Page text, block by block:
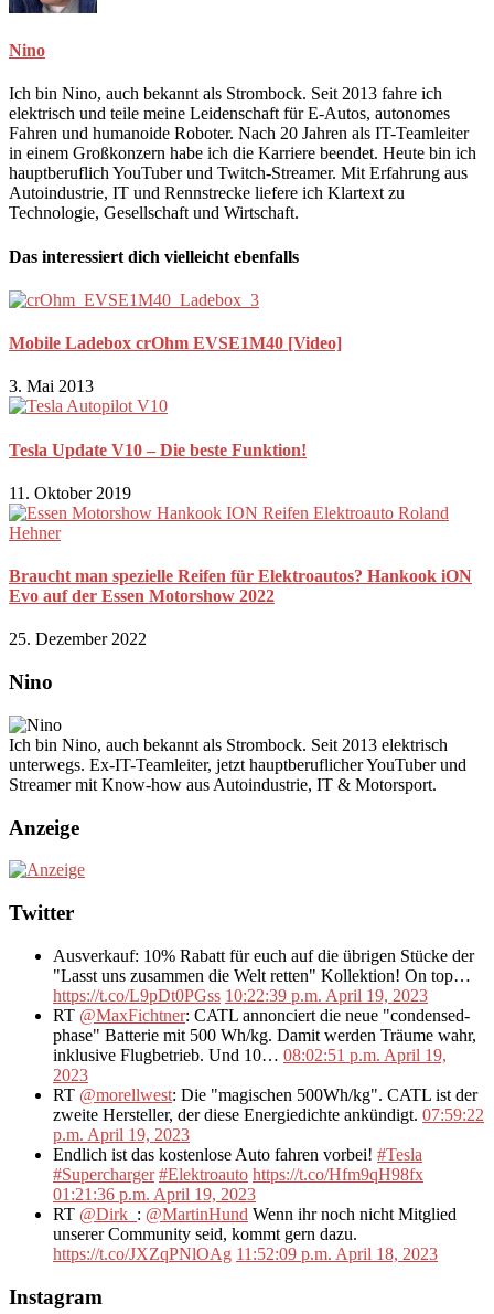
Nino
Ich bin Nino, auch bekannt als Strombock. Seit 2013 fahre ich
elektrisch und teile meine Leidenschaft für E-Autos, autonomes
Fahren und humanoide Roboter. Nach 20 Jahren als IT-Teamleiter
in einem Großkonzern habe ich die Karriere beendet. Heute bin ich
hauptberuflich YouTuber und Twitch-Streamer. Mit Erfahrung aus
Autoindustrie, IT und Rennstrecke liefere ich Klartext zu
Technologie, Gesellschaft und Wirtschaft.
Das interessiert dich vielleicht ebenfalls
Mobile Ladebox crOhm EVSE1M40 [Video]
3. Mai 2013
Tesla Update V10 – Die beste Funktion!
11. Oktober 2019
Braucht man spezielle Reifen für Elektroautos? Hankook iON
Evo auf der Essen Motorshow 2022
25. Dezember 2022
Nino
Ich bin Nino, auch bekannt als Strombock. Seit 2013 elektrisch
unterwegs. Ex-IT-Teamleiter, jetzt hauptberuflicher YouTuber und
Streamer mit Know-how aus Autoindustrie, IT & Motorsport.
Anzeige
Twitter
Ausverkauf: 10% Rabatt für euch auf die übrigen Stücke der
"Lasst uns zusammen die Welt retten" Kollektion! On top…
https://t.co/L9pDt0PGss 10:22:39 p.m. April 19, 2023
RT @MaxFichtner: CATL annonciert die neue "condensed-
phase" Batterie mit 500 Wh/kg. Damit werden Träume wahr,
inklusive Flugbetrieb. Und 10… 08:02:51 p.m. April 19,
2023
RT @morellwest: Die "magischen 500Wh/kg". CATL ist der
zweite Hersteller, der diese Energiedichte ankündigt. 07:59:22
p.m. April 19, 2023
Endlich ist das kostenlose Auto fahren vorbei! #Tesla
#Supercharger #Elektroauto https://t.co/Hfm9qH98fx
01:21:36 p.m. April 19, 2023
RT @Dirk_ : @MartinHund Wenn ihr noch nicht Mitglied
unserer Community seid, kommt gern dazu.
https://t.co/JXZqPNlOAg 11:52:09 p.m. April 18, 2023
Instagram